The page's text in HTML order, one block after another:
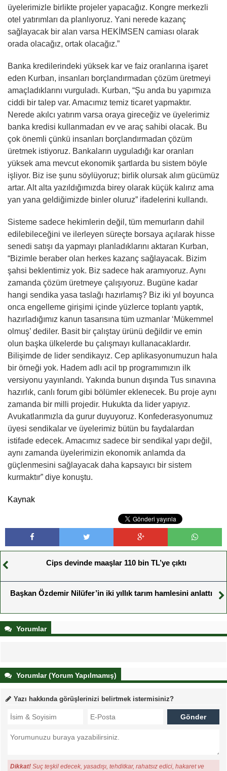
üyelerimizle birlikte projeler yapacağız. Kongre merkezli
otel yatırımları da planlıyoruz. Yani nerede kazanç
sağlayacak bir alan varsa HEKİMSEN camiası olarak
orada olacağız, ortak olacağız.”
Banka kredilerindeki yüksek kar ve faiz oranlarına işaret
eden Kurban, insanları borçlandırmadan çözüm üretmeyi
amaçladıklarını vurguladı. Kurban, “Şu anda bu yapımıza
ciddi bir talep var. Amacımız temiz ticaret yapmaktır.
Nerede akılcı yatırım varsa oraya gireceğiz ve üyelerimiz
banka kredisi kullanmadan ev ve araç sahibi olacak. Bu
çok önemli çünkü insanları borçlandırmadan çözüm
üretmek istiyoruz. Bankaların uyguladığı kar oranları
yüksek ama mevcut ekonomik şartlarda bu sistem böyle
işliyor. Biz ise şunu söylüyoruz; birlik olursak alım gücümüz
artar. Alt alta yazıldığımızda birey olarak küçük kalırız ama
yan yana geldiğimizde binler oluruz” ifadelerini kullandı.
Sisteme sadece hekimlerin değil, tüm memurların dahil
edilebileceğini ve ilerleyen süreçte borsaya açılarak hisse
senedi satışı da yapmayı planladıklarını aktaran Kurban,
“Bizimle beraber olan herkes kazanç sağlayacak. Bizim
şahsi beklentimiz yok. Biz sadece hak aramıyoruz. Aynı
zamanda çözüm üretmeye çalışıyoruz. Bugüne kadar
hangi sendika yasa taslağı hazırlamış? Biz iki yıl boyunca
onca engelleme girişimi içinde yüzlerce toplantı yaptık,
hazırladığımız kanun tasarısına tüm uzmanlar ‘Mükemmel
olmuş’ dediler. Basit bir çalıştay ürünü değildir ve emin
olun başka ülkelerde bu çalışmayı kullanacaklardır.
Bilişimde de lider sendikayız. Cep aplikasyonumuzun hala
bir örneği yok. Hadem adlı acil tıp programımızın ilk
versiyonu yayınlandı. Yakında bunun dışında Tus sınavına
hazırlık, canlı forum gibi bölümler eklenecek. Bu proje aynı
zamanda bir milli projedir. Hukukta da lider yapıyız.
Avukatlarımızla da gurur duyuyoruz. Konfederasyonumuz
üyesi sendikalar ve üyelerimiz bütün bu faydalardan
istifade edecek. Amacımız sadece bir sendikal yapı değil,
aynı zamanda üyelerimizin ekonomik anlamda da
güçlenmesini sağlayacak daha kapsayıcı bir sistem
kurmaktır” diye konuştu.
Kaynak
Cips devinde maaşlar 110 bin TL’ye çıktı
Başkan Özdemir Nilüfer’in iki yıllık tarım hamlesini anlattı
Yorumlar
Yorumlar (Yorum Yapılmamış)
Yazı hakkında görüşlerinizi belirtmek istermisiniz?
Dikkat! Suç teşkil edecek, yasadışı, tehditkar, rahatsız edici, hakaret ve